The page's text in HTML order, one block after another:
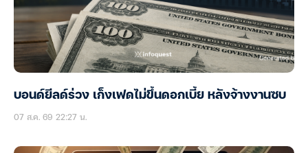
บอนด์ยีลด์ร่วง เก็งเฟดไม่ขึ้นดอกเบี้ย หลังจ้างงานซบ
07 ส.ค. 69 22:27 น.